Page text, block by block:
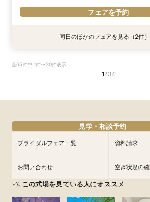
フェアを予約
特典あり
8/31
イダル相談会 ★豪華特典付（
11:00〜
13:00〜
フェアを予約
特典あり
8/31
談フェア（10名/57万円～）
フェアを予約
同日のほかのフェアを見る（2件）
全65件中 1件〜20件表示
1234
見学・相談予約
ブライダルフェア一覧 資料請求
お問い合わせ 空き状況の
この式場を見ている人にオススメ